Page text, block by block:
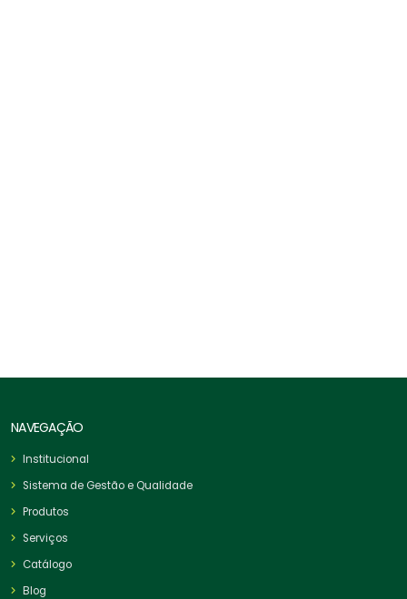
NAVEGAÇÃO
Institucional
Sistema de Gestão e Qualidade
Produtos
Serviços
Catálogo
Blog